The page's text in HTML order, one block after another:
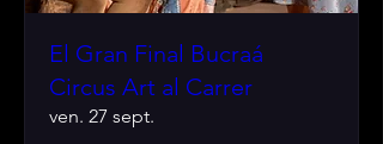
El Gran Final Bucraá
Circus Art al Carrer
ven. 27 sept.